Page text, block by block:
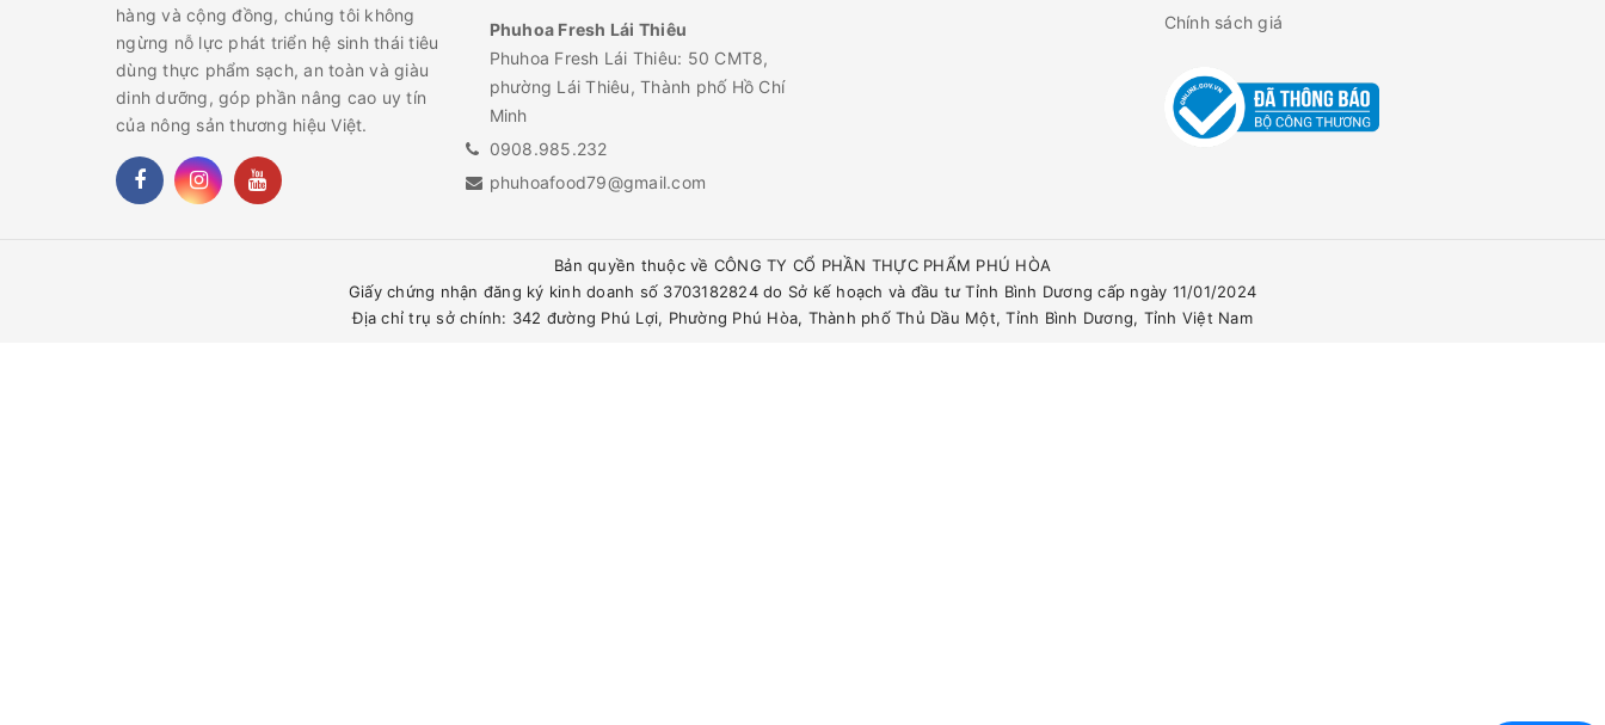
hàng và cộng đồng, chúng tôi không
ngừng nỗ lực phát triển hệ sinh thái tiêu
dùng thực phẩm sạch, an toàn và giàu
dinh dưỡng, góp phần nâng cao uy tín
của nông sản thương hiệu Việt.
Phuhoa Fresh Lái Thiêu
Phuhoa Fresh Lái Thiêu: 50 CMT8,
phường Lái Thiêu, Thành phố Hồ Chí
Minh
0908.985.232
phuhoafood79@gmail.com
Chính sách giá
Bản quyền thuộc về CÔNG TY CỔ PHẦN THỰC PHẨM PHÚ HÒA
Giấy chứng nhận đăng ký kinh doanh số 3703182824 do Sở kế hoạch và đầu tư Tỉnh Bình Dương cấp ngày 11/01/2024
Địa chỉ trụ sở chính: 342 đường Phú Lợi, Phường Phú Hòa, Thành phố Thủ Dầu Một, Tỉnh Bình Dương, Tỉnh Việt Nam